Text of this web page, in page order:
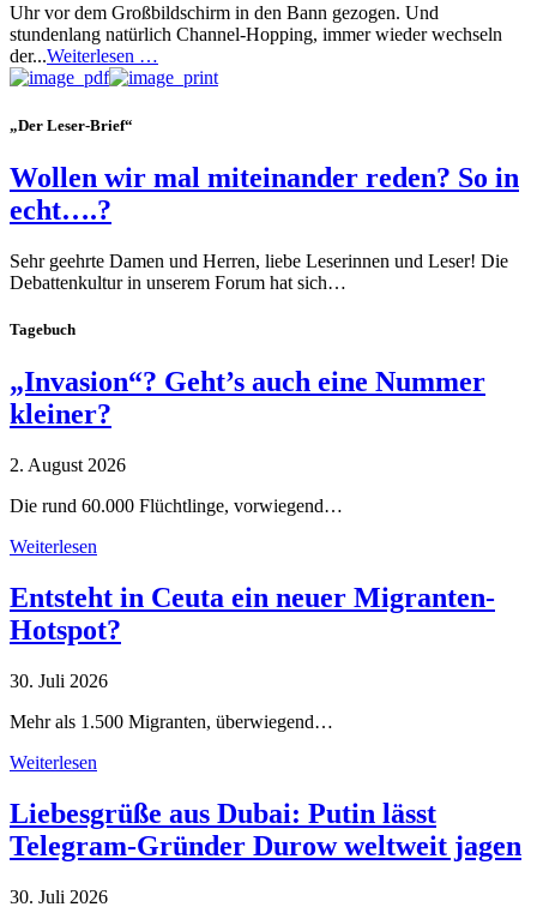
Uhr vor dem Großbildschirm in den Bann gezogen. Und
stundenlang natürlich Channel-Hopping, immer wieder wechseln
der...Weiterlesen …
„Der Leser-Brief“
Wollen wir mal miteinander reden? So in
echt….?
Sehr geehrte Damen und Herren, liebe Leserinnen und Leser! Die
Debattenkultur in unserem Forum hat sich…
Tagebuch
„Invasion“? Geht’s auch eine Nummer
kleiner?
2. August 2026
Die rund 60.000 Flüchtlinge, vorwiegend…
Weiterlesen
Entsteht in Ceuta ein neuer Migranten-
Hotspot?
30. Juli 2026
Mehr als 1.500 Migranten, überwiegend…
Weiterlesen
Liebesgrüße aus Dubai: Putin lässt
Telegram-Gründer Durow weltweit jagen
30. Juli 2026